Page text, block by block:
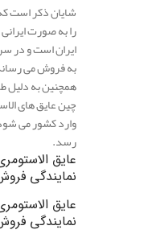
شایان ذکر است
را به صورت
ایران است و در
به فروش می
همچنین به دلیل
چین عایق های
وارد کشور می
رسد.
عایق
نمایندگی
عایق
نمایندگی